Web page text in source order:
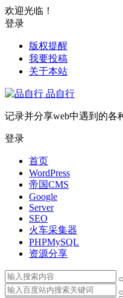
欢迎光临！
登录
版权提醒
我要投稿
关于本站
品自行
记录并分享web中遇到的各
登录
首页
WordPress
帝国CMS
Google
Server
SEO
火车采集器
PHPMySQL
资源分享